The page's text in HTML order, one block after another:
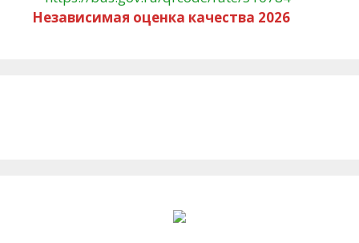
Независимая оценка качества 2026